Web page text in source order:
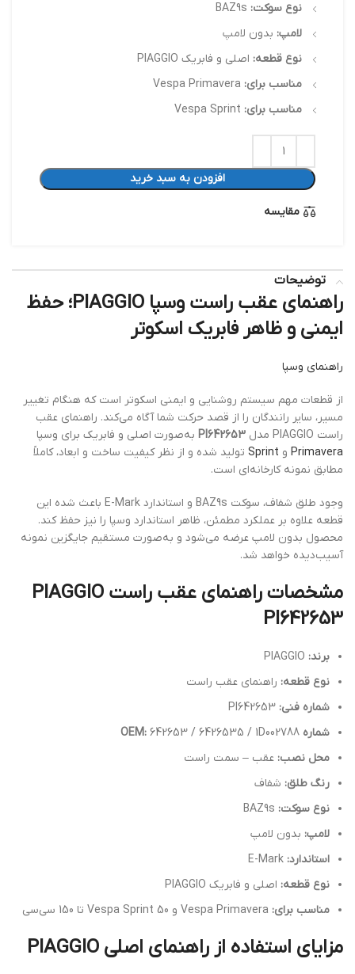
نوع سوکت:
لامپ: بدون لامپ
نوع قطعه: اصلی و فابریک PIAGGIO
مناسب برای:
مناسب برای:
افزودن به سبد خرید
مقایسه
توضیحات
راهنمای عقب راست وسپا PIAGGIO؛ حفظ
ایمنی و ظاهر فابریک اسکوتر
راهنمای وسپا
از قطعات مهم سیستم روشنایی و ایمنی اسکوتر است که هنگام تغییر
مسیر، سایر رانندگان را از قصد حرکت شما آگاه می‌کند. راهنمای عقب
راست PIAGGIO مدل
PI642653 به‌صورت اصلی و فابریک برای وسپا
Primavera و Sprint تولید شده و از نظر کیفیت ساخت و ابعاد، کاملاً
مطابق نمونه کارخانه‌ای است.
وجود طلق شفاف، سوکت BAZ9s و استاندارد E-Mark باعث شده این
قطعه علاوه بر عملکرد مطمئن، ظاهر استاندارد وسپا را نیز حفظ کند.
محصول بدون لامپ عرضه می‌شود و به‌صورت مستقیم جایگزین نمونه
آسیب‌دیده خواهد شد.
مشخصات راهنمای عقب راست PIAGGIO
PI642653
برند:
نوع قطعه: راهنمای عقب راست
شماره فنی:
شماره OEM: 642653 / 6426535 / 1D002788
محل نصب: عقب – سمت راست
رنگ طلق: شفاف
نوع سوکت:
لامپ: بدون لامپ
استاندارد:
نوع قطعه: اصلی و فابریک PIAGGIO
مناسب برای:
مزایای استفاده از راهنمای اصلی PIAGGIO